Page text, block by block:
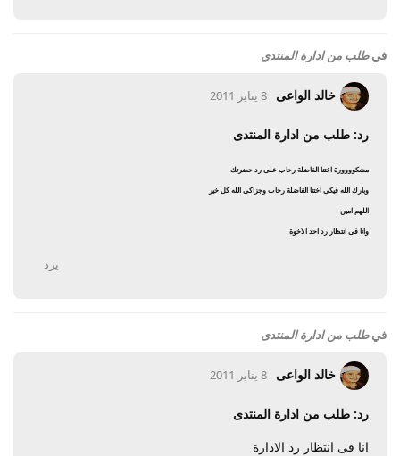
فيطلب من ادارة المنتدى
خالد الواعى 8 يناير 2011
رد: طلب من ادارة المنتدى
مشكوووورة اختنا الفاضلة رحاب على رد حضرتك
وبارك الله فيكى اختنا الفاضلة رحاب وجزاكى الله كل خير
اللهم امين
وانا فى انتظار رد احد الاخوة
يرد
فيطلب من ادارة المنتدى
خالد الواعى 8 يناير 2011
رد: طلب من ادارة المنتدى
انا فى انتظار رد الادارة